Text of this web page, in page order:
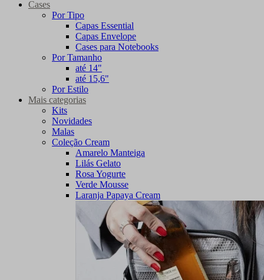
Cases
Por Tipo
Capas Essential
Capas Envelope
Cases para Notebooks
Por Tamanho
até 14"
até 15,6"
Por Estilo
Mais categorias
Kits
Novidades
Malas
Coleção Cream
Amarelo Manteiga
Lilás Gelato
Rosa Yogurte
Verde Mousse
Laranja Papaya Cream